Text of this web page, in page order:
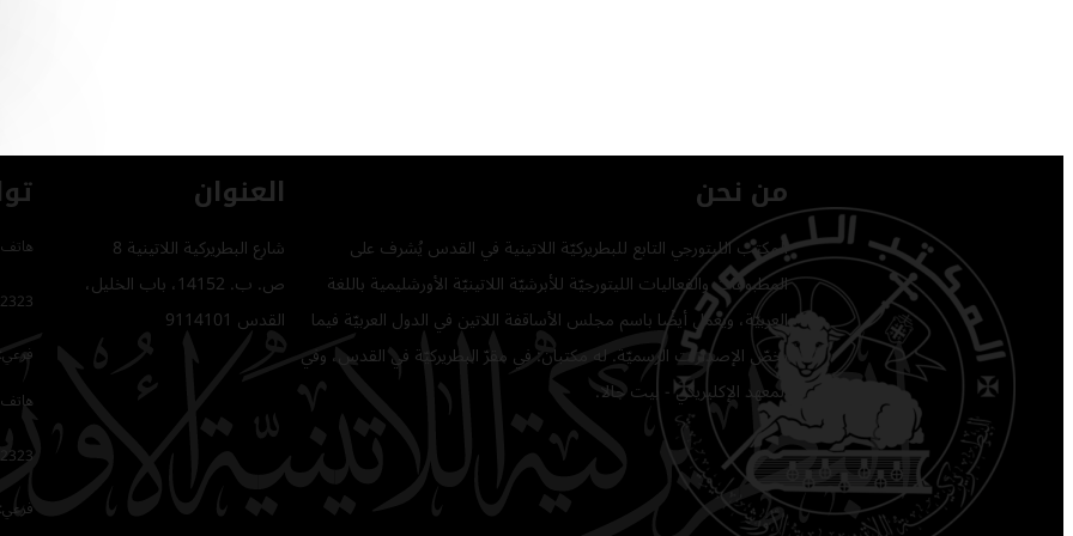
من نحن
المكتب الليتورجي التابع للبطريركيّة اللاتينية في القدس يُشرف على
المطبوعات والفعاليات الليتورجيّة للأبرشيّة اللاتينيّة الأورشليمية باللغة
العربيّة، ويعمل أيضًا باسم مجلس الأساقفة اللاتين في الدول العربيّة فيما
يخصّ الإصدارات الرسميّة. له مكتبان: في مقرّ البطريركيّة في القدس، وفي
المعهد الإكليريكي - بيت جالا.
العنوان
شارع البطريركية اللاتينية 8
ص. ب. 14152، باب الخليل،
القدس 9114101
فرعي: 464
فرعي: 216